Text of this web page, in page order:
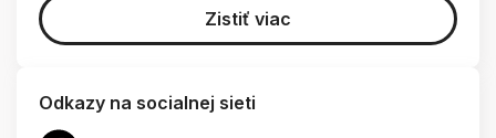
Zistiť viac
Odkazy na socialnej sieti